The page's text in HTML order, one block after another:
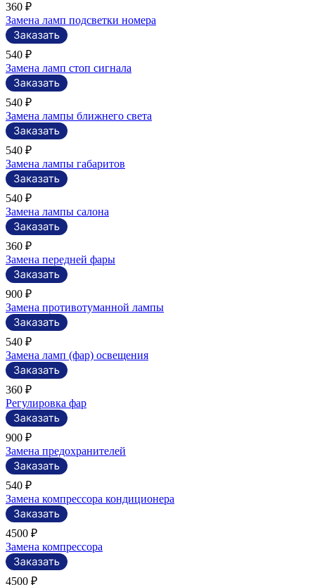
360 ₽
Замена ламп подсветки номера
540 ₽
Замена ламп стоп сигнала
540 ₽
Замена лампы ближнего света
540 ₽
Замена лампы габаритов
540 ₽
Замена лампы салона
360 ₽
Замена передней фары
900 ₽
Замена противотуманной лампы
540 ₽
Замена ламп (фар) освещения
360 ₽
Регулировка фар
900 ₽
Замена предохранителей
540 ₽
Замена компрессора кондиционера
4500 ₽
Замена компрессора
4500 ₽